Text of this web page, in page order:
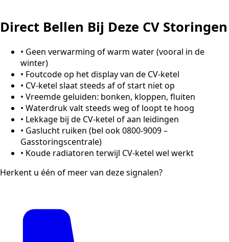
Direct Bellen Bij Deze CV Storingen
• Geen verwarming of warm water (vooral in de
winter)
• Foutcode op het display van de CV-ketel
• CV-ketel slaat steeds af of start niet op
• Vreemde geluiden: bonken, kloppen, fluiten
• Waterdruk valt steeds weg of loopt te hoog
• Lekkage bij de CV-ketel of aan leidingen
• Gaslucht ruiken (bel ook 0800-9009 –
Gasstoringscentrale)
• Koude radiatoren terwijl CV-ketel wel werkt
Herkent u één of meer van deze signalen?